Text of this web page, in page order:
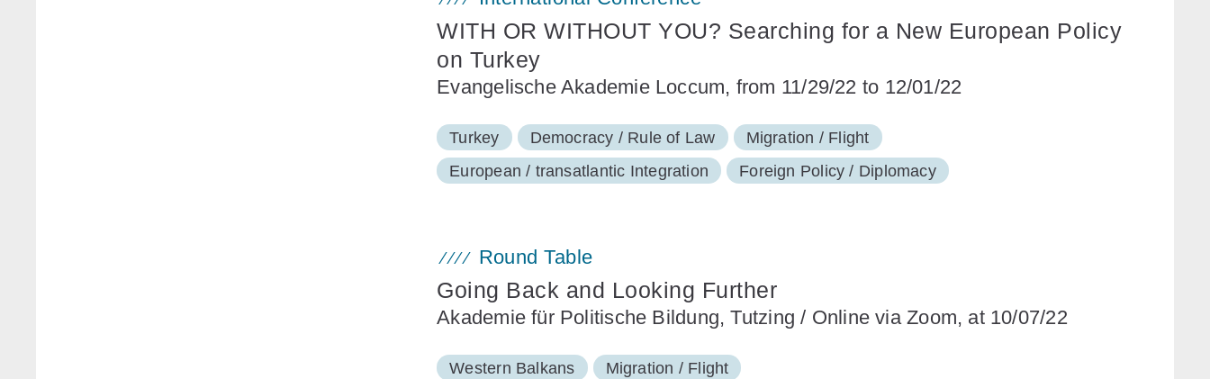
WITH OR WITHOUT YOU? Searching for a New European Policy
on Turkey
Evangelische Akademie Loccum, from 11/29/22 to 12/01/22
Turkey Democracy / Rule of Law
Migration / Flight
European / transatlantic Integration
Foreign Policy / Diplomacy
Round Table
Going Back and Looking Further
Akademie für Politische Bildung, Tutzing / Online via Zoom, at 10/07/22
Western Balkans Migration / Flight